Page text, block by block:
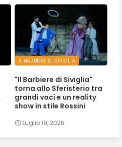
IL BARBIERE DI SIVIGLIA
"Il Barbiere di Siviglia"
torna allo Sferisterio tra
grandi voci e un reality
show in stile Rossini
Luglio 19, 2026